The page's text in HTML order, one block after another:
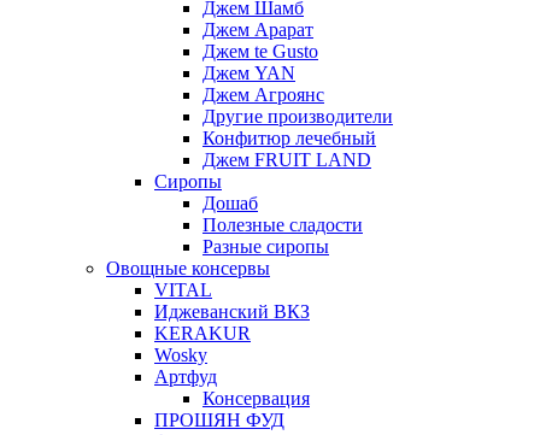
Джем Шамб
Джем Арарат
Джем te Gusto
Джем YAN
Джем Агроянс
Другие производители
Конфитюр лечебный
Джем FRUIT LAND
Сиропы
Дошаб
Полезные сладости
Разные сиропы
Овощные консервы
VITAL
Иджеванский ВКЗ
KERAKUR
Wosky
Артфуд
Консервация
ПРОШЯН ФУД